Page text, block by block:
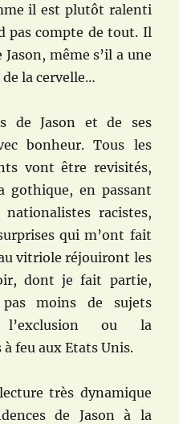
il est plutôt ralenti
pas compte de tout. Il
même s’il a une
la cervelle…
de Jason et de ses
bonheur. Tous les
vont être revisités,
en passant
racistes,
qui m’ont fait
vitriole réjouiront les
dont je fait partie,
moins de sujets
l’exclusion ou la
feu aux Etats Unis.
très dynamique
de Jason à la